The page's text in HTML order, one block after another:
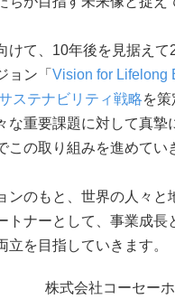
けて、10年後を見据えて
ョン「 Vision for Lifelong
ステナビリティ戦略を
な重要課題に対して真摯
この取り組みを進めてい
ンのもと、世界の人々と
トナーとして、事業成長
立を目指していきます。
株式会社コーセー